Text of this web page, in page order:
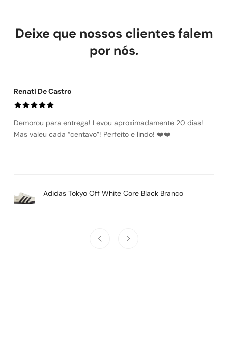
Defeito de fabricação: trocamos ou reembolsamos sem custo.
Troca por tamanho ou modelo: a primeira é gratuita. Devolução
por arrependimento: reembolso integral, incluindo frete.
Deixe que nossos clientes falem
por nós.
Renati De Castro
Demorou para entrega! Levou aproximadamente 20 dias!
Mas valeu cada “centavo”! Perfeito e lindo! ❤️❤️
Adidas Tokyo Off White Core Black Branco